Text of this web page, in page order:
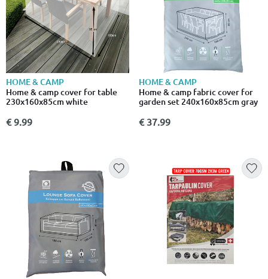
HOME & CAMP
Home & camp cover for table
230x160x85cm white
€ 9.99
HOME & CAMP
Home & camp fabric cover for
garden set 240x160x85cm gray
€ 37.99